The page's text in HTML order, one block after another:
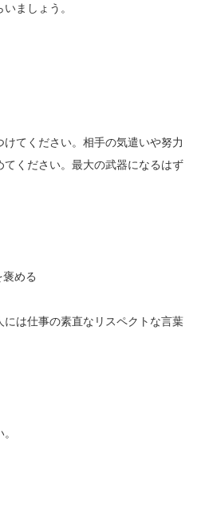
ましょう。
てください。相手の気遣いや努力
ください。最大の武器になるはず
める
は仕事の素直なリスペクトな言葉